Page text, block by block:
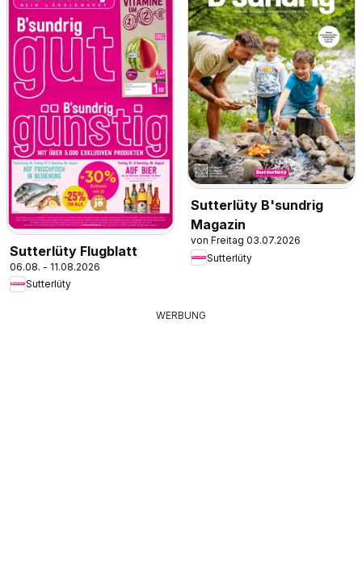
Sutterlüty Flugblatt
06.08. - 11.08.2026
Sutterlüty
Sutterlüty B'sundrig
Magazin
von Freitag 03.07.2026
Sutterlüty
WERBUNG